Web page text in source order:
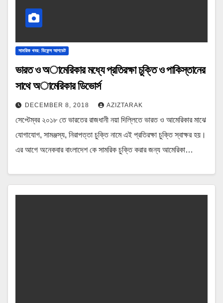
সামরিক খবর: ডিফেন্স আপডেট
ভারত ও অামেরিকার মধ্যে প্রতিরক্ষা চুক্তি ও পাকিস্তানের
সাথে অামেরিকার ডিভোর্স
DECEMBER 8, 2018 AZIZTARAK
সেপ্টেম্বর ২০১৮ তে ভারতের রাজধানী নয়া দিল্লিতে ভারত ও আমেরিকার মাঝে
যোগাযোগ, সামঞ্জস্য, নিরাপত্তা চুক্তি নামে এই প্রতিরক্ষা চুক্তি স্বাক্ষর হয়।
এর আগে অনেকবার বাংলাদেশ কে সামরিক চুক্তি করার জন্য আমেরিকা…